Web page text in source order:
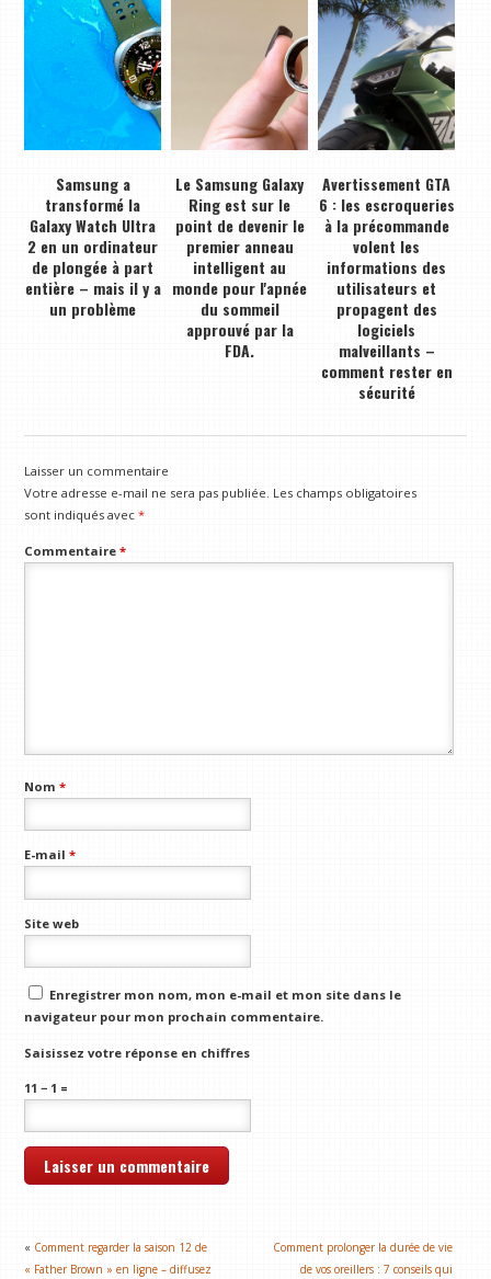
Samsung a
transformé la
Galaxy Watch Ultra
2 en un ordinateur
de plongée à part
entière – mais il y a
un problème
Le Samsung Galaxy
Ring est sur le
point de devenir le
premier anneau
intelligent au
monde pour l'apnée
du sommeil
approuvé par la
FDA.
Avertissement GTA
6 : les escroqueries
à la précommande
volent les
informations des
utilisateurs et
propagent des
logiciels
malveillants –
comment rester en
sécurité
Laisser un commentaire
Votre adresse e-mail ne sera pas publiée. Les champs obligatoires
sont indiqués avec*
Commentaire*
Nom*
E-mail*
Site web
Enregistrer mon nom, mon e-mail et mon site dans le
navigateur pour mon prochain commentaire.
Saisissez votre réponse en chiffres
11 − 1 =
« Comment regarder la saison 12 de
« Father Brown » en ligne – diffusez
Comment prolonger la durée de vie
de vos oreillers : 7 conseils qui